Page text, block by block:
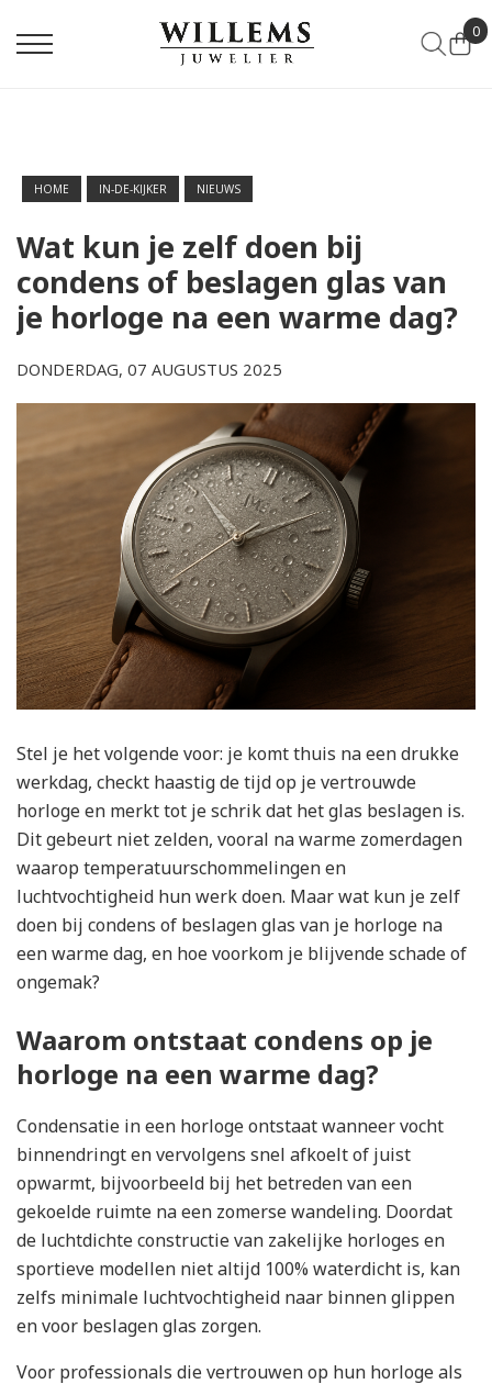
0
HOME IN-DE-KIJKER NIEUWS
Wat kun je zelf doen bij
condens of beslagen glas van
je horloge na een warme dag?
DONDERDAG, 07 AUGUSTUS 2025
Stel je het volgende voor: je komt thuis na een drukke
werkdag, checkt haastig de tijd op je vertrouwde
horloge en merkt tot je schrik dat het glas beslagen is.
Dit gebeurt niet zelden, vooral na warme zomerdagen
waarop temperatuurschommelingen en
luchtvochtigheid hun werk doen. Maar wat kun je zelf
doen bij condens of beslagen glas van je horloge na
een warme dag, en hoe voorkom je blijvende schade of
ongemak?
Waarom ontstaat condens op je
horloge na een warme dag?
Condensatie in een horloge ontstaat wanneer vocht
binnendringt en vervolgens snel afkoelt of juist
opwarmt, bijvoorbeeld bij het betreden van een
gekoelde ruimte na een zomerse wandeling. Doordat
de luchtdichte constructie van zakelijke horloges en
sportieve modellen niet altijd 100% waterdicht is, kan
zelfs minimale luchtvochtigheid naar binnen glippen
en voor beslagen glas zorgen.
Voor professionals die vertrouwen op hun horloge als